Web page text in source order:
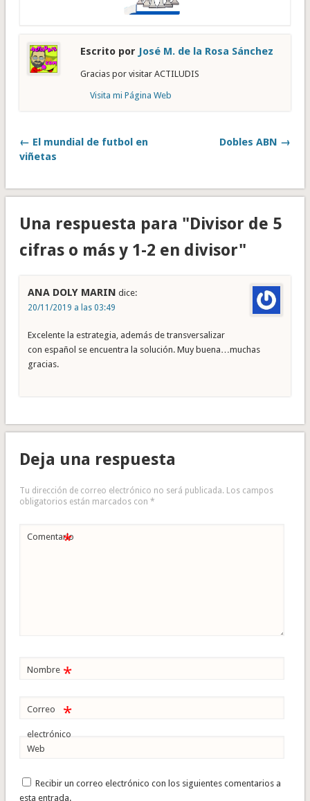
Escrito por José M. de la Rosa Sánchez
Gracias por visitar ACTILUDIS
Visita mi Página Web
← El mundial de futbol en
viñetas
Dobles ABN →
Una respuesta para "Divisor de 5
cifras o más y 1-2 en divisor"
ANA DOLY MARIN dice:
20/11/2019 a las 03:49
Excelente la estrategia, además de transversalizar
con español se encuentra la solución. Muy buena…muchas
gracias.
Deja una respuesta
Tu dirección de correo electrónico no será publicada. Los campos
obligatorios están marcados con *
Comentario
*
Nombre *
Correo
electrónico
*
Web
Recibir un correo electrónico con los siguientes comentarios a
esta entrada.